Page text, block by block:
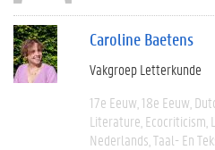
Caroline Baetens
Vakgroep Letterkunde
17e Eeuw 18e Eeuw
Literature Ecocriticism
Nederlands Taal- En